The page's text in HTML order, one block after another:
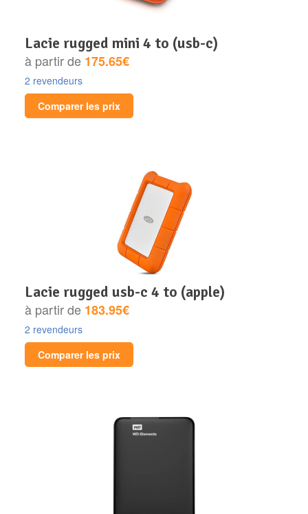
lacie rugged mini 4 to (usb-c)
à partir de 175.65€
2 revendeurs
Comparer les prix
lacie rugged usb-c 4 to (apple)
à partir de 183.95€
2 revendeurs
Comparer les prix